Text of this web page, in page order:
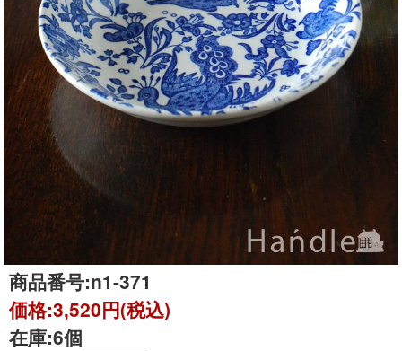
商品番号:n1-371
価格:3,520円(税込)
在庫:6個